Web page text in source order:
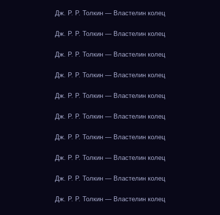
Дж. Р. Р. Толкин — Властелин колец
Дж. Р. Р. Толкин — Властелин колец
Дж. Р. Р. Толкин — Властелин колец
Дж. Р. Р. Толкин — Властелин колец
Дж. Р. Р. Толкин — Властелин колец
Дж. Р. Р. Толкин — Властелин колец
Дж. Р. Р. Толкин — Властелин колец
Дж. Р. Р. Толкин — Властелин колец
Дж. Р. Р. Толкин — Властелин колец
Дж. Р. Р. Толкин — Властелин колец